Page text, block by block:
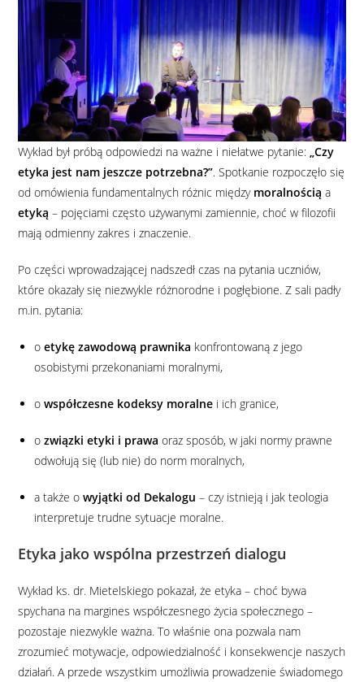
Wykład był próbą odpowiedzi na ważne i niełatwe pytanie: „Czy
etyka jest nam jeszcze potrzebna?”. Spotkanie rozpoczęło się
od omówienia fundamentalnych różnic między moralnością a
etyką – pojęciami często używanymi zamiennie, choć w filozofii
mają odmienny zakres i znaczenie.
Po części wprowadzającej nadszedł czas na pytania uczniów,
które okazały się niezwykle różnorodne i pogłębione. Z sali padły
m.in. pytania:
oetykę zawodową prawnika konfrontowaną z jego
osobistymi przekonaniami moralnymi,
owspółczesne kodeksy moralne i ich granice,
ozwiązki etyki i prawa oraz sposób, w jaki normy prawne
odwołują się (lub nie) do norm moralnych,
a także owyjątki od Dekalogu – czy istnieją i jak teologia
interpretuje trudne sytuacje moralne.
Etyka jako wspólna przestrzeń dialogu
Wykład ks. dr. Mietelskiego pokazał, że etyka – choć bywa
spychana na margines współczesnego życia społecznego –
pozostaje niezwykle ważna. To właśnie ona pozwala nam
zrozumieć motywacje, odpowiedzialność i konsekwencje naszych
działań. A przede wszystkim umożliwia prowadzenie świadomego